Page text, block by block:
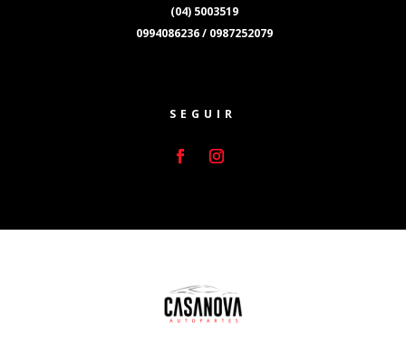
(04) 5003519
0994086236 / 0987252079
SEGUIR